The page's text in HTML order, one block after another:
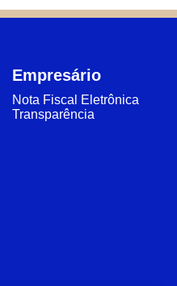
Empresário
Nota Fiscal Eletrônica
Transparência